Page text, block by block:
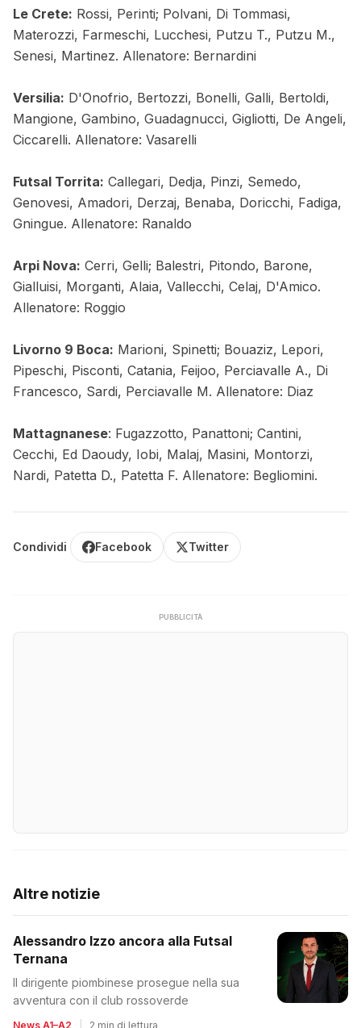
Le Crete: Rossi, Perinti; Polvani, Di Tommasi,
Materozzi, Farmeschi, Lucchesi, Putzu T., Putzu M.,
Senesi, Martinez. Allenatore: Bernardini
Versilia: D'Onofrio, Bertozzi, Bonelli, Galli, Bertoldi,
Mangione, Gambino, Guadagnucci, Gigliotti, De Angeli,
Ciccarelli. Allenatore: Vasarelli
Futsal Torrita: Callegari, Dedja, Pinzi, Semedo,
Genovesi, Amadori, Derzaj, Benaba, Doricchi, Fadiga,
Gningue. Allenatore: Ranaldo
Arpi Nova: Cerri, Gelli; Balestri, Pitondo, Barone,
Gialluisi, Morganti, Alaia, Vallecchi, Celaj, D'Amico.
Allenatore: Roggio
Livorno 9 Boca: Marioni, Spinetti; Bouaziz, Lepori,
Pipeschi, Pisconti, Catania, Feijoo, Perciavalle A., Di
Francesco, Sardi, Perciavalle M. Allenatore: Diaz
Mattagnanese: Fugazzotto, Panattoni; Cantini,
Cecchi, Ed Daoudy, Iobi, Malaj, Masini, Montorzi,
Nardi, Patetta D., Patetta F. Allenatore: Begliomini.
Condividi Facebook Twitter
PUBBLICITÀ
Altre notizie
Alessandro Izzo ancora alla Futsal
Ternana
Il dirigente piombinese prosegue nella sua
avventura con il club rossoverde
News A1–A2 2 min di lettura